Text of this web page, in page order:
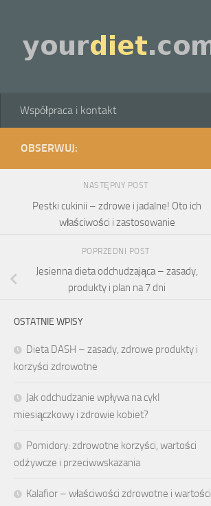
Współpraca i kontakt
OBSERWUJ:
NASTĘPNY POST
Pestki cukinii – zdrowe i jadalne! Oto ich
właściwości i zastosowanie
POPRZEDNI POST
Jesienna dieta odchudzająca – zasady,
produkty i plan na 7 dni
OSTATNIE WPISY
Dieta DASH – zasady, zdrowe produkty i
korzyści zdrowotne
Jak odchudzanie wpływa na cykl
miesiączkowy i zdrowie kobiet?
Pomidory: zdrowotne korzyści, wartości
odżywcze i przeciwwskazania
Kalafior – właściwości zdrowotne i wartości